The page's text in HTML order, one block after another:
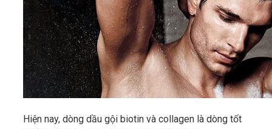
Hiện nay, dòng dầu gội biotin và collagen là dòng tốt